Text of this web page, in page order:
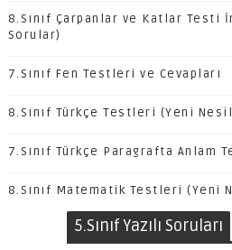
8.Sınıf Çarpanlar ve Katlar Testi
Sorular)
7.Sınıf Fen Testleri ve Cevapları
8.Sınıf Türkçe Testleri (Yeni
7.Sınıf Türkçe Paragrafta Anlam
8.Sınıf Matematik Testleri (Yeni
5.Sınıf Yazılı Soruları